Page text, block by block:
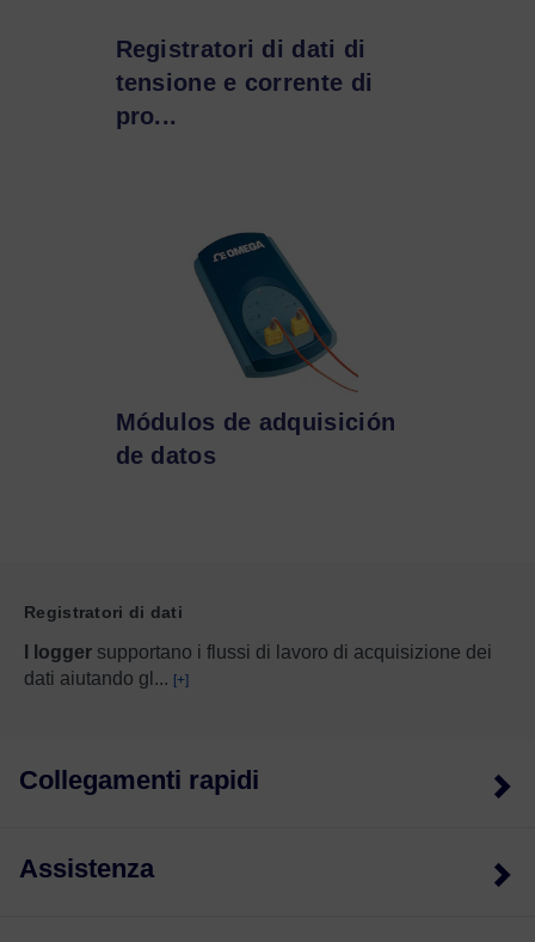
Registratori di dati di
tensione e corrente di
pro...
Módulos de adquisición
de datos
Registratori di dati
I logger supportano i flussi di lavoro di acquisizione dei
dati aiutando gl ... [+]
Collegamenti rapidi
Assistenza